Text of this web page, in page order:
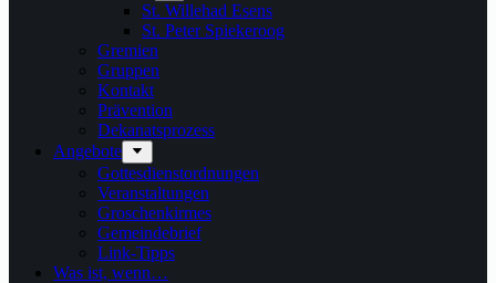
St. Willehad Esens
St. Peter Spiekeroog
Gremien
Gruppen
Kontakt
Prävention
Dekanatsprozess
Angebote
Gottesdienstordnungen
Veranstaltungen
Groschenkirmes
Gemeindebrief
Link-Tipps
Was ist, wenn…